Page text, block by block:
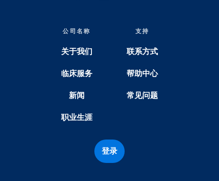
公司名称
关于我们
临床服务
新闻
职业生涯
支持
联系方式
帮助中心
常见问题
登录